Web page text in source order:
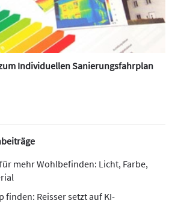
Individuellen Sanierungsfahrplan
mehr Wohlbefinden: Licht, Farbe,
finden: Reisser setzt auf KI-